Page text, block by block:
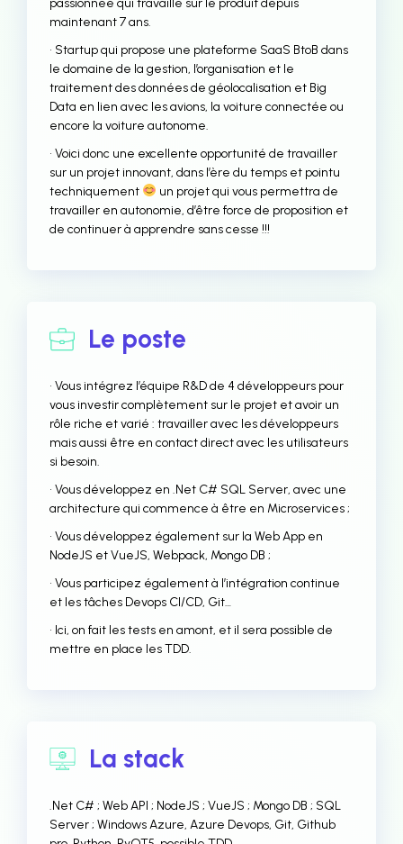
passionnée qui travaille sur le produit depuis
maintenant 7 ans.
• Startup qui propose une plateforme SaaS BtoB dans
le domaine de la gestion, l’organisation et le
traitement des données de géolocalisation et Big
Data en lien avec les avions, la voiture connectée ou
encore la voiture autonome.
• Voici donc une excellente opportunité de travailler
sur un projet innovant, dans l’ère du temps et pointu
techniquement
un projet qui vous permettra de
travailler en autonomie, d’être force de proposition et
de continuer à apprendre sans cesse !!!
Le poste
• Vous intégrez l’équipe R&D de 4 développeurs pour
vous investir complètement sur le projet et avoir un
rôle riche et varié : travailler avec les développeurs
mais aussi être en contact direct avec les utilisateurs
si besoin.
• Vous développez en .Net C# SQL Server, avec une
architecture qui commence à être en Microservices ;
• Vous développez également sur la Web App en
NodeJS et VueJS, Webpack, Mongo DB ;
• Vous participez également à l’intégration continue
et les tâches Devops CI/CD, Git…
• Ici, on fait les tests en amont, et il sera possible de
mettre en place les TDD.
La stack
.Net C# ; Web API ; NodeJS ; VueJS ; Mongo DB ; SQL
Server ; Windows Azure, Azure Devops, Git, Github